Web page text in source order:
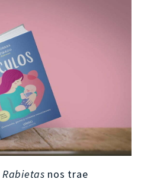
Rabietas nos trae